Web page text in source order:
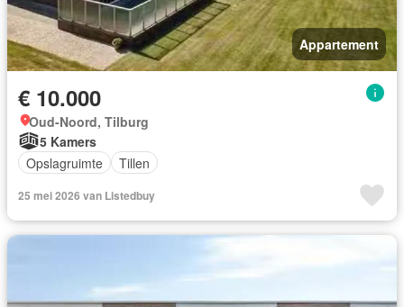
Appartement
€ 10.000
Oud-Noord, Tilburg
5 Kamers
Opslagruimte
Tillen
25 mei 2026 van Listedbuy